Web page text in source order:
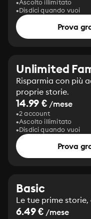
Ascolto illimitato
Disdici quando vuoi
Prova
Unlimited
Risparmia con più
proprie storie.
14.99 € /mese
2 account
Ascolto illimitato
Disdici quando vuoi
Prova
Basic
Le tue prime storie,
6.49 € /mese